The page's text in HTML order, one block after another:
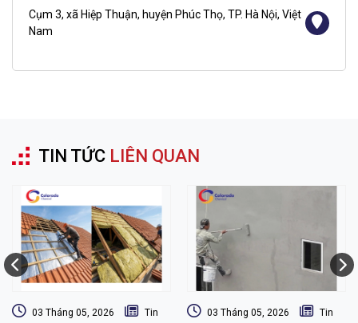
Cụm 3, xã Hiệp Thuận, huyện Phúc Thọ, TP. Hà Nội, Việt
Nam
TIN TỨC LIÊN QUAN
03 Tháng 05, 2026
Tin
03 Tháng 05, 2026
Tin